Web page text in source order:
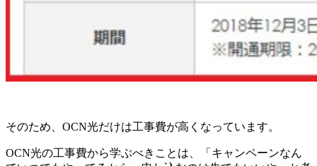
そのため、OCN光だけは工事費が高くなっています。
OCN光の工事費から学ぶべきことは、「キャンペーンなん